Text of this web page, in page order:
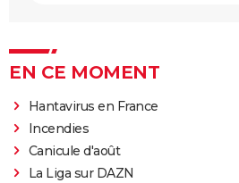
EN CE MOMENT
Hantavirus en France
Incendies
Canicule d'août
La Liga sur DAZN